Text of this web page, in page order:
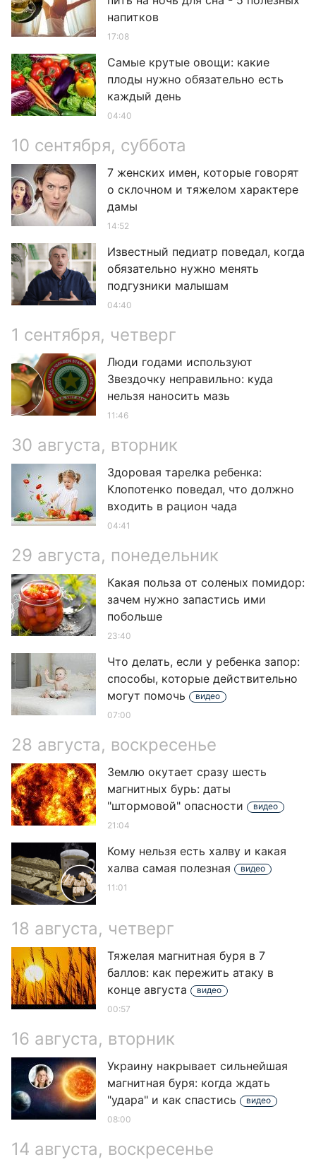
напитков
17:08
Самые крутые овощи: какие
плоды нужно обязательно есть
каждый день
04:40
10 сентября, суббота
7 женских имен, которые говорят
о склочном и тяжелом характере
дамы
14:52
Известный педиатр поведал, когда
обязательно нужно менять
подгузники малышам
04:40
1 сентября, четверг
Люди годами используют
Звездочку неправильно: куда
нельзя наносить мазь
11:46
30 августа, вторник
Здоровая тарелка ребенка:
Клопотенко поведал, что должно
входить в рацион чада
04:41
29 августа, понедельник
Какая польза от соленых помидор:
зачем нужно запастись ими
побольше
23:40
Что делать, если у ребенка запор:
способы, которые действительно
могут помочь
видео
07:00
28 августа, воскресенье
Землю окутает сразу шесть
магнитных бурь: даты
"штормовой" опасности
видео
21:04
Кому нельзя есть халву и какая
халва самая полезная
видео
11:01
18 августа, четверг
Тяжелая магнитная буря в 7
баллов: как пережить атаку в
конце августа
видео
00:57
16 августа, вторник
Украину накрывает сильнейшая
магнитная буря: когда ждать
"удара" и как спастись
видео
08:00
14 августа, воскресенье